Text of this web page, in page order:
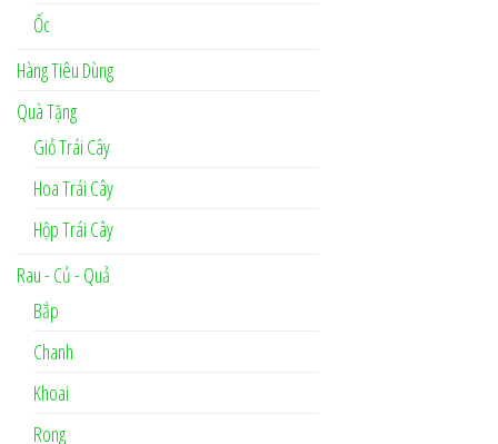
Ốc
Hàng Tiêu Dùng
Quà Tặng
Giỏ Trái Cây
Hoa Trái Cây
Hộp Trái Cây
Rau - Củ - Quả
Bắp
Chanh
Khoai
Rong